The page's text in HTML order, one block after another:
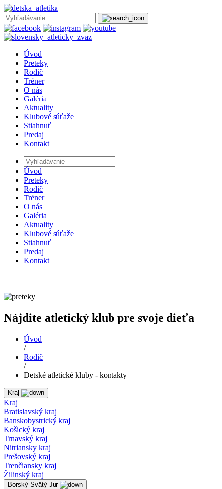
Úvod
Preteky
Rodič
Tréner
O nás
Galéria
Aktuality
Klubové súťaže
Stiahnuť
Predaj
Kontakt
Úvod
Preteky
Rodič
Tréner
O nás
Galéria
Aktuality
Klubové súťaže
Stiahnuť
Predaj
Kontakt
Nájdite atletický klub pre svoje dieťa
Úvod
/
Rodič
/
Detské atletické kluby - kontakty
Kraj
Kraj
Bratislavský kraj
Banskobystrický kraj
Košický kraj
Trnavský kraj
Nitriansky kraj
Prešovský kraj
Trenčiansky kraj
Žilinský kraj
Borský Svätý Jur